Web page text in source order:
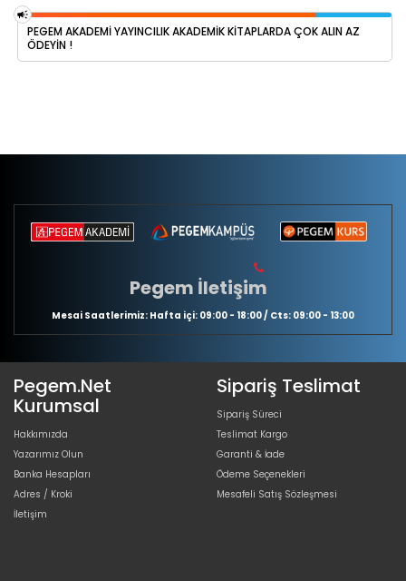
PEGEM AKADEMI YAYINCILIK AKADEMIK KITAPLARDA ÇOK ALIN AZ
ÖDEYIN !
Pegem İletişim
Mesai Saatlerimiz: Hafta içi: 09:00 - 18:00 / Cts: 09:00 - 13:00
Pegem.Net
Kurumsal
Hakkımızda
Yazarımız Olun
Banka Hesapları
Adres / Kroki
İletişim
Sipariş Teslimat
Sipariş Süreci
Teslimat Kargo
Garanti & İade
Ödeme Seçenekleri
Mesafeli Satış Sözleşmesi